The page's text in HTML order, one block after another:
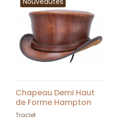
Chapeau Demi Haut
de Forme Hampton
Cuir Camel -
Traclet